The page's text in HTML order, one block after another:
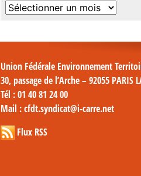
Archives
Union Fédérale Environnement
30, passage de l’Arche – 92055 PARIS
Tél : 01 40 81 24 00
Mail : cfdt.syndicat@i-carre.net
Flux RSS